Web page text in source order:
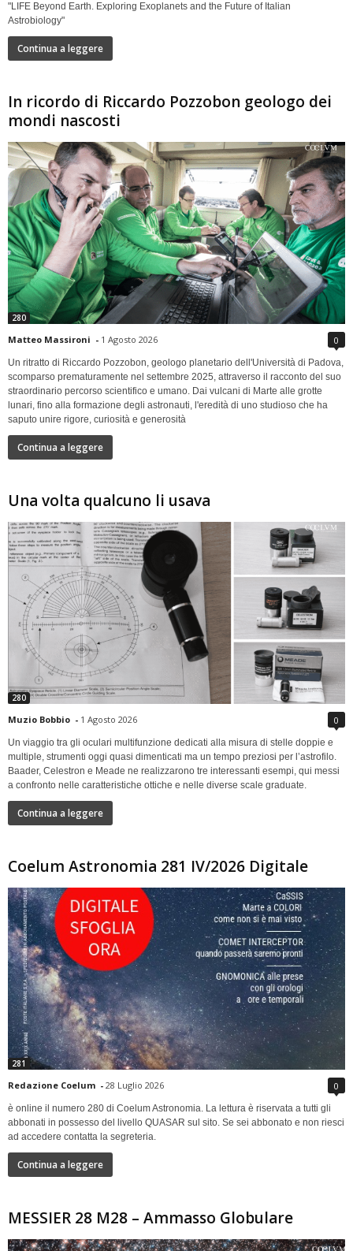
"LIFE Beyond Earth. Exploring Exoplanets and the Future of Italian
Astrobiology"
Continua a leggere
In ricordo di Riccardo Pozzobon geologo dei
mondi nascosti
280
Matteo Massironi - 1 Agosto 2026 0
Un ritratto di Riccardo Pozzobon, geologo planetario dell'Università di Padova,
scomparso prematuramente nel settembre 2025, attraverso il racconto del suo
straordinario percorso scientifico e umano. Dai vulcani di Marte alle grotte
lunari, fino alla formazione degli astronauti, l'eredità di uno studioso che ha
saputo unire rigore, curiosità e generosità
Continua a leggere
Una volta qualcuno li usava
280
Muzio Bobbio - 1 Agosto 2026 0
Un viaggio tra gli oculari multifunzione dedicati alla misura di stelle doppie e
multiple, strumenti oggi quasi dimenticati ma un tempo preziosi per l’astrofilo.
Baader, Celestron e Meade ne realizzarono tre interessanti esempi, qui messi
a confronto nelle caratteristiche ottiche e nelle diverse scale graduate.
Continua a leggere
Coelum Astronomia 281 IV/2026 Digitale
281
Redazione Coelum - 28 Luglio 2026 0
è online il numero 280 di Coelum Astronomia. La lettura è riservata a tutti gli
abbonati in possesso del livello QUASAR sul sito. Se sei abbonato e non riesci
ad accedere contatta la segreteria.
Continua a leggere
MESSIER 28 M28 – Ammasso Globulare